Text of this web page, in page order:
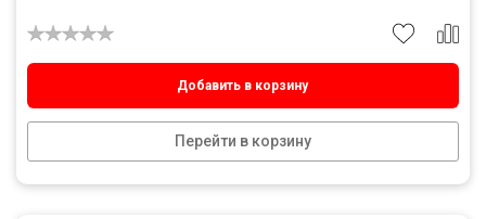
Добавить в корзину
Перейти в корзину